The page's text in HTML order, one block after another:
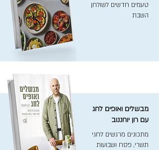
טעמים חדשים לשולחן
השבת
מבשלים ואופים לחג
עם רון יוחננוב
מתכונים מרגשים לחגי
תשרי, פסח ושבועות